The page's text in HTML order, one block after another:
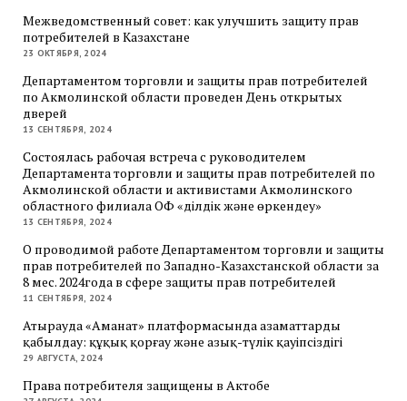
Межведомственный совет: как улучшить защиту прав
потребителей в Казахстане
23 ОКТЯБРЯ, 2024
Департаментом торговли и защиты прав потребителей
по Акмолинской области проведен День открытых
дверей
13 СЕНТЯБРЯ, 2024
Состоялась рабочая встреча с руководителем
Департамента торговли и защиты прав потребителей по
Акмолинской области и активистами Акмолинского
областного филиала ОФ «Әділдік және өркендеу»
13 СЕНТЯБРЯ, 2024
О проводимой работе Департаментом торговли и защиты
прав потребителей по Западно-Казахстанской области за
8 мес. 2024года в сфере защиты прав потребителей
11 СЕНТЯБРЯ, 2024
Атырауда «Аманат» платформасында азаматтарды
қабылдау: құқық қорғау және азық-түлік қауіпсіздігі
29 АВГУСТА, 2024
Права потребителя защищены в Актобе